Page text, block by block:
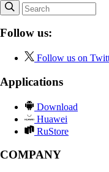
Follow us:
Follow us on
Applications
Download
Huawei
RuStore
COMPANY